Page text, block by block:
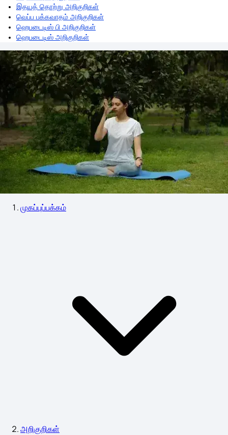
இதயத் தொற்று அறிகுறிகள்
வெப்ப பக்கவாதம் அறிகுறிகள்
ஹெபடைடிஸ் பி அறிகுறிகள்
ஹெபடைடிஸ் அறிகுறிகள்
முகப்புப்பக்கம்
அறிகுறிகள்